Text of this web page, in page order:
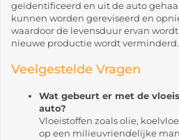
geïdentificeerd en uit de auto
kunnen worden gereviseerd en
waardoor de levensduur ervan
nieuwe productie wordt verminderd.
Veelgestelde Vragen
Wat gebeurt er met de
auto?
Vloeistoffen zoals olie,
op een milieuvriendelijke